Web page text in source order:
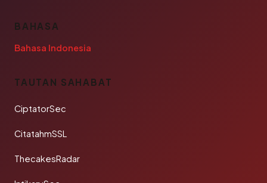
BAHASA
Bahasa Indonesia
TAUTAN SAHABAT
CiptatorSec
CitatahmSSL
ThecakesRadar